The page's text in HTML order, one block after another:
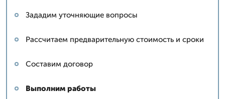
Зададим уточняющие вопросы
Рассчитаем предварительную стоимость и сроки
Составим договор
Выполним работы